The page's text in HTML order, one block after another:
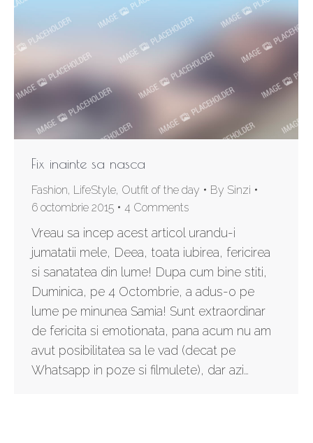
Fix inainte sa nasca
Fashion, LifeStyle, Outfit of the day By Sinzi
6 octombrie 2015
4 Comments
Vreau sa incep acest articol urandu-i
jumatatii mele, Deea, toata iubirea, fericirea
si sanatatea din lume! Dupa cum bine stiti,
Duminica, pe 4 Octombrie, a adus-o pe
lume pe minunea Samia! Sunt extraordinar
de fericita si emotionata, pana acum nu am
avut posibilitatea sa le vad (decat pe
Whatsapp in poze si filmulete), dar azi…